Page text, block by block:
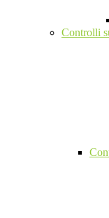
Controlli